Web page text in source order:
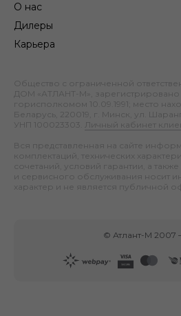
О нас
Дилеры
Карьера
Общество с ограниченной
ДОМ «АТЛАНТ-М»,
горисполкомом 10.09.1991; место
Беларусь, 220019, г. Минск, ул.
УНП 100023303.
Личный кабинет
Вся представленная на сайте
комплектаций, технических
сочетаний, условий гарантии, а
и сервисного обслуживания носит
характер и не является публичной
© Атлант-М 2007